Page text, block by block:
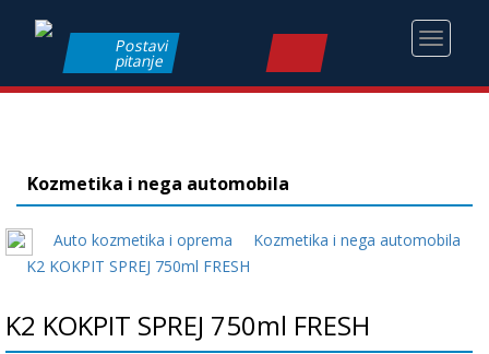
Toggle
Postavi
pitanje
Kozmetika i nega automobila
Auto kozmetika i oprema
Kozmetika i nega automobila
K2 KOKPIT SPREJ 750ml FRESH
K2 KOKPIT SPREJ 750ml FRESH